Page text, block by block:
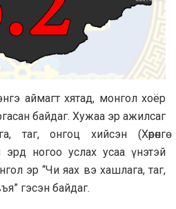
аймагт хятад, монгол хоёр
байдаг. Хужаа эр ажилсаг
таг, онгоц хийсэн (Хөрөнгө
эрд ногоо услах усаа үнэтэй
эр “Чи яах вэ хашлага, таг,
гэсэн байдаг.